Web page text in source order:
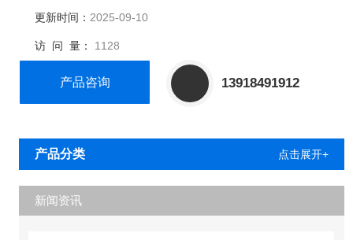
更新时间： 2025-09-10
访 问 量： 1128
产品咨询 13918491912
产品分类 点击展开+
新闻资讯